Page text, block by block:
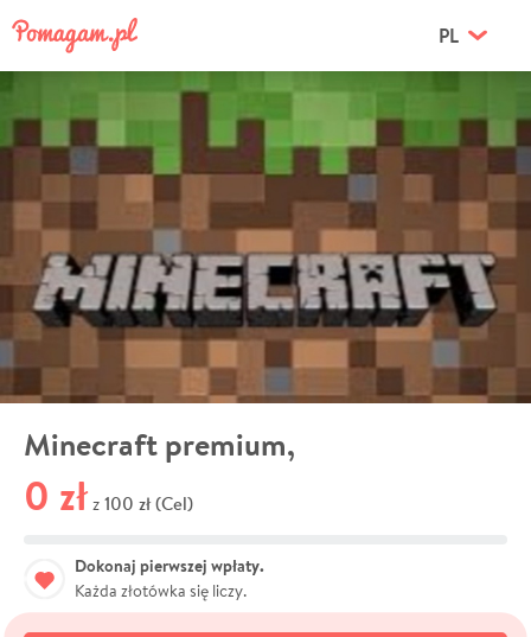
PL
Minecraft premium,
0 zł z 100 zł (Cel)
Dokonaj pierwszej wpłaty.
Każda złotówka się liczy.